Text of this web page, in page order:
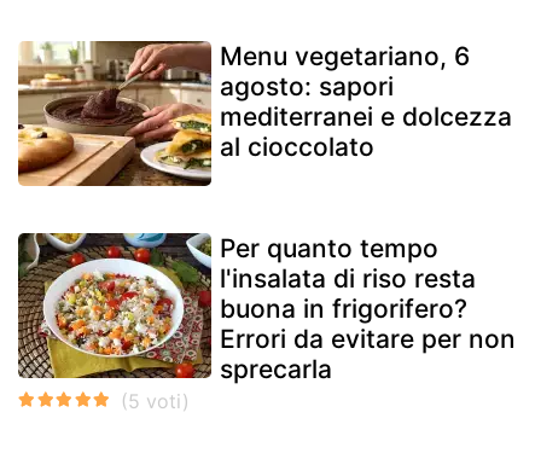
Menu vegetariano, 6
agosto: sapori
mediterranei e dolcezza
al cioccolato
Per quanto tempo
l'insalata di riso resta
buona in frigorifero?
Errori da evitare per non
sprecarla